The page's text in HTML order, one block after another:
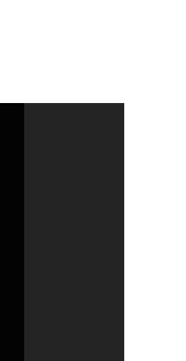
نمایشگر